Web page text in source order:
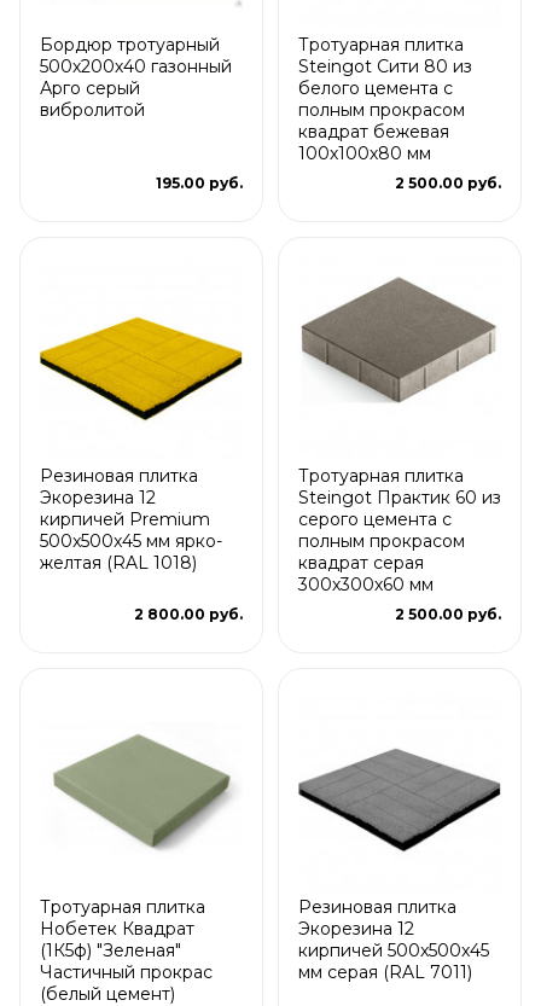
Бордюр тротуарный
500х200х40 газонный
Арго серый
вибролитой
195.00 руб.
Тротуарная плитка
Steingot Сити 80 из
белого цемента с
полным прокрасом
квадрат бежевая
100х100х80 мм
2 500.00 руб.
Резиновая плитка
Экорезина 12
кирпичей Premium
500x500x45 мм ярко-
желтая (RAL 1018)
2 800.00 руб.
Тротуарная плитка
Steingot Практик 60 из
серого цемента с
полным прокрасом
квадрат серая
300х300х60 мм
2 500.00 руб.
Тротуарная плитка
Нобетек Квадрат
(1К5ф) "Зеленая"
Частичный прокрас
(белый цемент)
Резиновая плитка
Экорезина 12
кирпичей 500x500x45
мм серая (RAL 7011)